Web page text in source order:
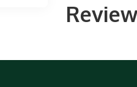
Review